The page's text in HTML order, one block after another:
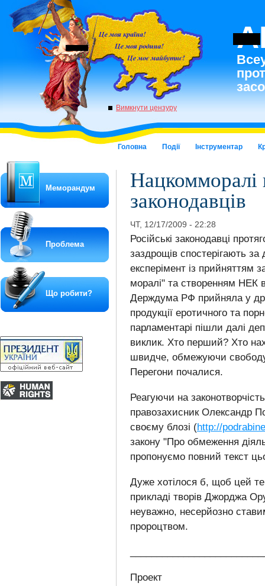
Головна Події Інструментар
Вимкнути цензуру
Нацкомморалі
законодавців
ЧТ, 12/17/2009 - 22:28
Російські законодавці
заздрощів спостерігають за
експерімент із прийняттям
моралі" та створенням НЕК
Держдума РФ прийняла у
продукції еротичного та
парламентарі пішли далі
виклик. Хто перший? Хто
швидче, обмежуючи
Перегони почалися.
Реагуючи на
правозахисник Олександр
своєму блозі (http://
закону "Про обмеження
пропонуємо повний текст
Дуже хотілося б, щоб цей
прикладі творів Джорджа
неуважно, несерйозно
пророцтвом.
Проект
Меморандум
Проблема
Що робити?